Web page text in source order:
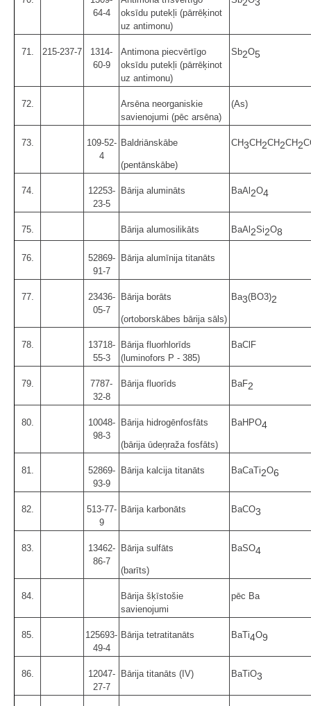
64-4
oksīdu putekļi (pārrēķinot
uz antimonu)
71. 215-237-7
1314-
60-9
Antimona piecvērtīgo
oksīdu putekļi (pārrēķinot
uz antimonu)
Sb2O5
72.
Arsēna neorganiskie
savienojumi (pēc arsēna)
(As)
73.
109-52-
4
Baldriānskābe
(pentānskābe)
CH3CH2CH2CH2
74.
12253-
23-5
Bārija alumināts BaAl2O4
75. Bārija alumosilikāts BaAl2Si2O8
76.
52869-
91-7
Bārija alumīnija titanāts
77.
23436-
05-7
Bārija borāts
(ortoborskābes bārija sāls)
Ba3(BO3)2
78.
13718-
55-3
Bārija fluorhlorīds
(luminofors P - 385)
BaClF
79.
7787-
32-8
Bārija fluorīds BaF2
80.
10048-
98-3
Bārija hidrogēnfosfāts
(bārija ūdeņraža fosfāts)
BaHPO4
81.
52869-
93-9
Bārija kalcija titanāts BaCaTi2O6
82.
513-77-
9
Bārija karbonāts BaCO3
83.
13462-
86-7
Bārija sulfāts
(barīts)
BaSO4
84.
Bārija šķīstošie
savienojumi
pēc Ba
85.
125693-
49-4
Bārija tetratitanāts BaTi4O9
86.
12047-
27-7
Bārija titanāts (IV) BaTiO3